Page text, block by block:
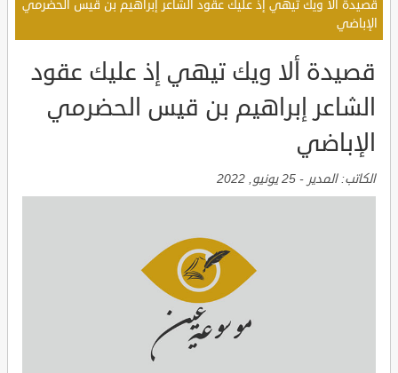
قصيدة ألا ويك تيهي إذ عليك عقود الشاعر إبراهيم بن قيس الحضرمي
الإباضي
قصيدة ألا ويك تيهي إذ عليك عقود
الشاعر إبراهيم بن قيس الحضرمي
الإباضي
الكاتب:المدير - 25 يونيو, 2022